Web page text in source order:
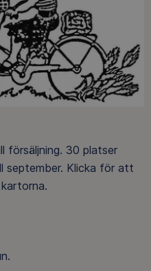
försäljning. 30 platser
september. Klicka för att